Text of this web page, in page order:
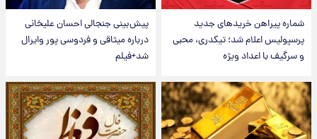
شماره پیراهن خریدهای جدید
پرسپولیس اعلام شد؛ تیکدری، محبی
و سرگیف با اعداد ویژه
پیش‌بینی جنجالی احسان علیخانی
درباره میثاقی و فردوسی پور وایرال
شد+فیلم